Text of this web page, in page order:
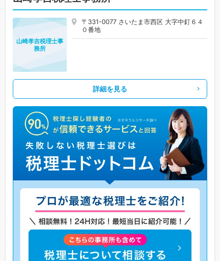
〒331-0077 さいたま市西区 大字中釘６４
０番地
山崎孝吉税理士事
務所
詳細を見る